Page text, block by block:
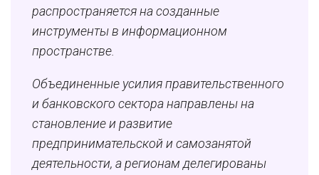
распространяется на созданные
инструменты в информационном
пространстве.
Объединенные усилия правительственного
и банковского сектора направлены на
становление и развитие
предпринимательской и самозанятой
деятельности, а регионам делегированы